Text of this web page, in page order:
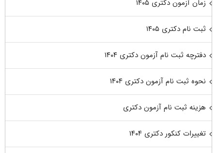
زمان آزمون دکتری ۱۴۰۵
ثبت نام دکتری ۱۴۰۵
دفترچه ثبت نام آزمون دکتری ۱۴۰۴
نحوه ثبت نام آزمون دکتری ۱۴۰۴
هزینه ثبت نام آزمون دکتری
تغییرات کنکور دکتری ۱۴۰۴